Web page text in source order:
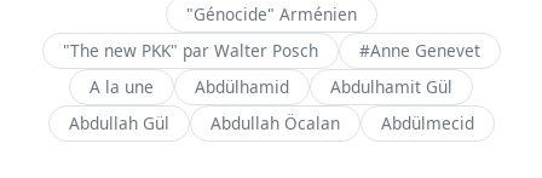
"Génocide" Arménien
"The new PKK" par Walter Posch
#Anne Genevet
A la une
Abdülhamid
Abdulhamit Gül
Abdullah Gül
Abdullah Öcalan Abdülmecid